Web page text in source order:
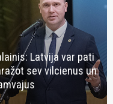
Latvija var pati
sev vilcienus un